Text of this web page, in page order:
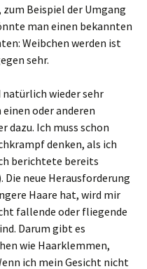
Beispiel der Umgang
man einen bekannten
Weibchen werden ist
sehr.
wieder sehr
oder anderen
dazu. Ich muss schon
denken, als ich
berichtete bereits
neue Herausforderung
Haare hat, wird mir
fallende oder fliegende
Darum gibt es
wie Haarklemmen,
ich mein Gesicht nicht